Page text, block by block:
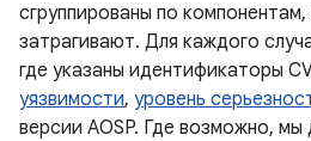
сгруппированы по
затрагивают. Для каждого
где указаны идентификаторы
уязвимости, уровень
версии AOSP. Где возможно, мы